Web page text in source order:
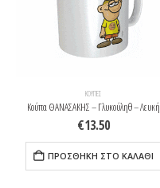
ΚΟΎΠΕΣ
Κούπα ΘΑΝΑΣΑΚΗΣ – Γλυκούληθ – Λευκή
€13.50
ΠΡΟΣΘΉΚΗ ΣΤΟ ΚΑΛΆΘΙ